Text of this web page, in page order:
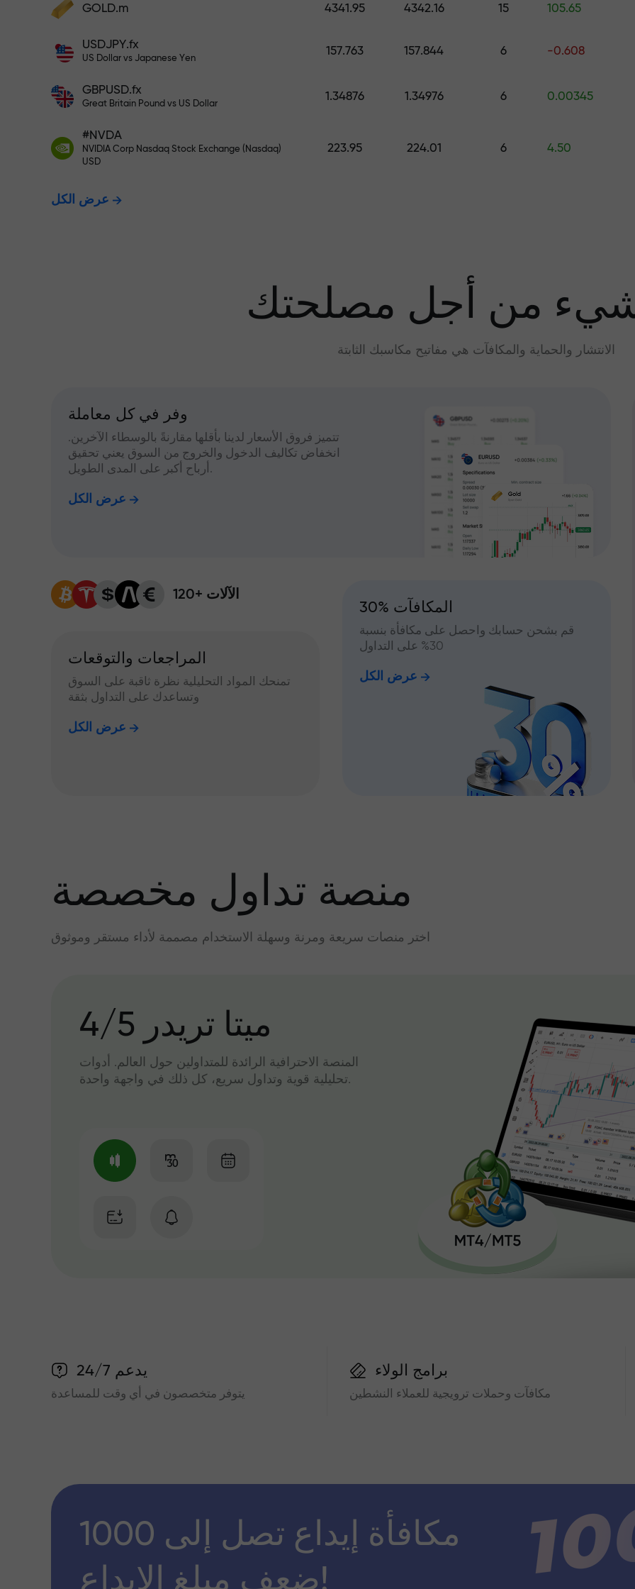
إيداعك بألف مرة. هذا ليس خطأً مطبعياً. كلما
قم بإيداع المبلغ في حسابك باستخدام $333 — اختر هدية تصل قيمتها إلى $1,500
نحن نضمن أرباحك
مكافأة تصل إلى 1000 ضعف - أكبر
GOLD.m 4341.95 4342.16 15 105.65
USDJPY.fx
US Dollar vs Japanese Yen
157.763 157.844 6 -0.608
GBPUSD.fx
Great Britain Pound vs US Dollar
1.34876 1.34976 6 0.00345
#NVDA
NVIDIA Corp Nasdaq Stock Exchange (Nasdaq)
USD
223.95 224.01 6 4.50
عرض الكل
من أجل مصلحتك
الانتشار والحماية والمكافآت هي مفاتيح مكاسبك الثابتة
وفر في كل معاملة
تتميز فروق الأسعار لدينا بأقلها مقارنةً بالوسطاء الآخرين.
انخفاض تكاليف الدخول والخروج من السوق يعني تحقيق
أرباح أكبر على المدى الطويل.
عرض الكل
120+ الآلات
المراجعات والتوقعات
تمنحك المواد التحليلية نظرة ثاقبة على السوق
وتساعدك على التداول بثقة
عرض الكل
30% المكافآت
قم بشحن حسابك واحصل على مكافأة بنسبة
30% على التداول
عرض الكل
منصة تداول مخصصة
اختر منصات سريعة ومرنة وسهلة الاستخدام مصممة لأداء مستقر وموثوق
میتا تریدر 4/5
المنصة الاحترافية الرائدة للمتداولين حول العالم. أدوات
تحليلية قوية وتداول سريع، كل ذلك في واجهة واحدة.
يدعم 24/7
يتوفر متخصصون في أي وقت للمساعدة
برامج الولاء
مكافآت وحملات ترويجية للعملاء النشطين
مكافأة إيداع تصل إلى 1000
ضعف مبلغ الإيداع!